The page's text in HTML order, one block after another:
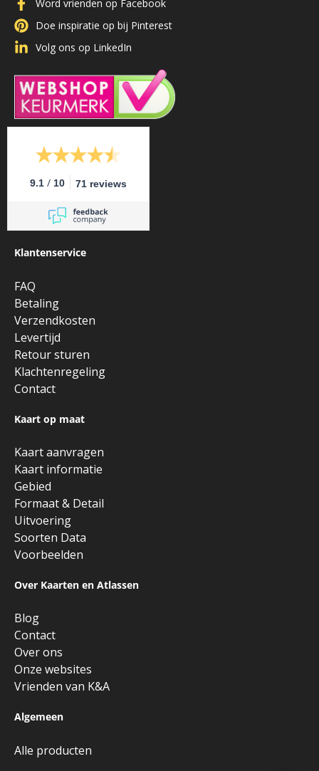
Word vrienden op Facebook
Doe inspiratie op bij Pinterest
Volg ons op LinkedIn
9.1 / 10 71 reviews
Klantenservice
FAQ
Betaling
Verzendkosten
Levertijd
Retour sturen
Klachtenregeling
Contact
Kaart op maat
Kaart aanvragen
Kaart informatie
Gebied
Formaat & Detail
Uitvoering
Soorten Data
Voorbeelden
Over Kaarten en Atlassen
Blog
Contact
Over ons
Onze websites
Vrienden van K&A
Algemeen
Alle producten